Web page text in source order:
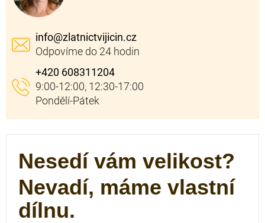
info@zlatnictvijicin.cz
+420 608311204
Nesedí vám velikost?
Nevadí, máme vlastní
dílnu.